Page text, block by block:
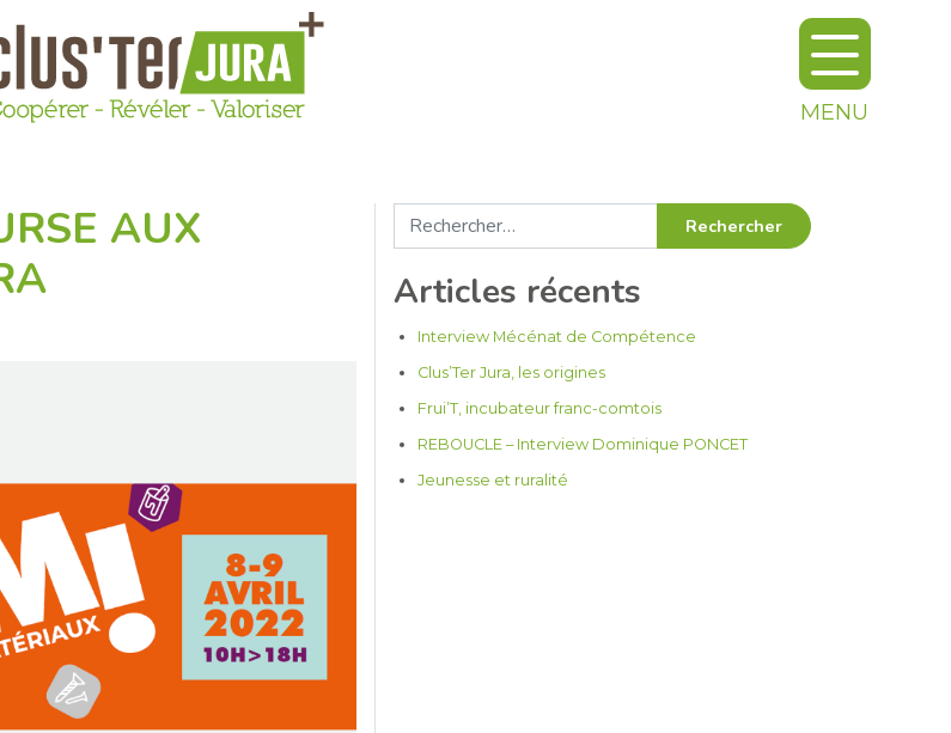
MENU
AUX
Rechercher :
Articles récents
Interview Mécénat de Compétence
Clus’Ter Jura, les origines
Frui’T, incubateur franc-comtois
REBOUCLE – Interview Dominique PONCET
Jeunesse et ruralité